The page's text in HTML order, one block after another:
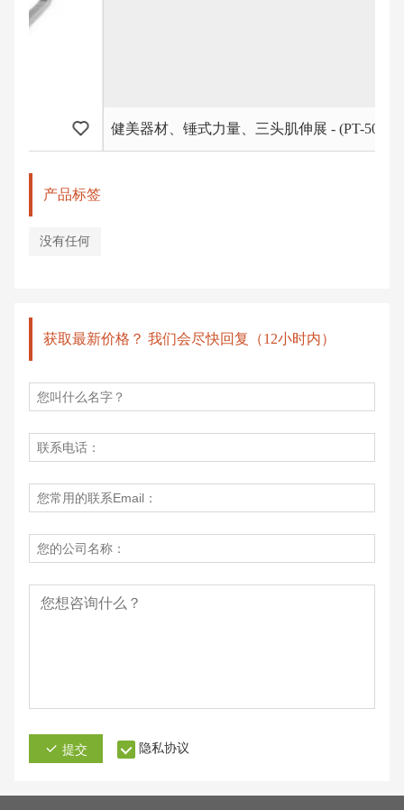
健美器材、锤式力量、三头肌伸展 - (PT-503)
产品标签
没有任何
获取最新价格？ 我们会尽快回复（12小时内）
提交 隐私协议